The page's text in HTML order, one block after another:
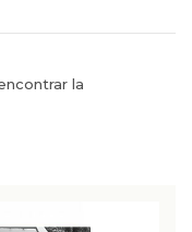
la